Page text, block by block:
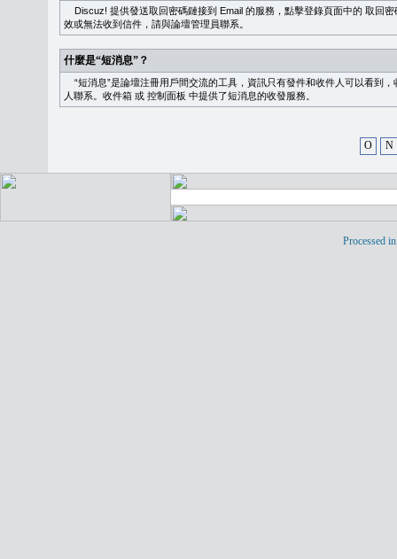
Discuz! 提供發送取回密碼鏈接到 Email 的服務，點擊登錄頁面中的 取回密
效或無法收到信件，請與論壇管理員聯系。
什麼是“短消息”？
“短消息”是論壇注冊用戶間交流的工具，資訊只有發件和收件人可以看到
人聯系。 收件箱 或 控制面板 中提供了短消息的收發服務。
O N
Processed